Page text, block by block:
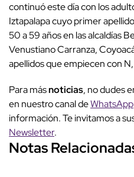
continuó este día con los
Iztapalapa cuyo primer
50 a 59 años en las alcaldías
Venustiano Carranza,
apellidos que empiecen con N,
Para másnoticias, no dudes
en nuestro canal deWhatsApp
información. Te invitamos a
Newsletter.
Notas